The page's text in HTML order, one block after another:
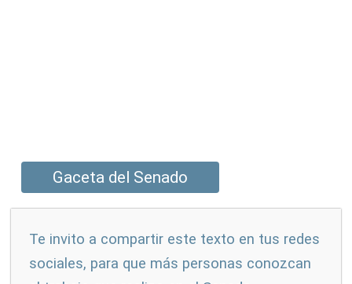
Gaceta del Senado
Te invito a compartir este texto en tus redes
sociales, para que más personas conozcan